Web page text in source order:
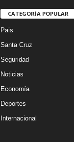
CATEGORÍA POPULAR
Pais
Santa Cruz
Seguridad
Noticias
Economía
Deportes
Internacional